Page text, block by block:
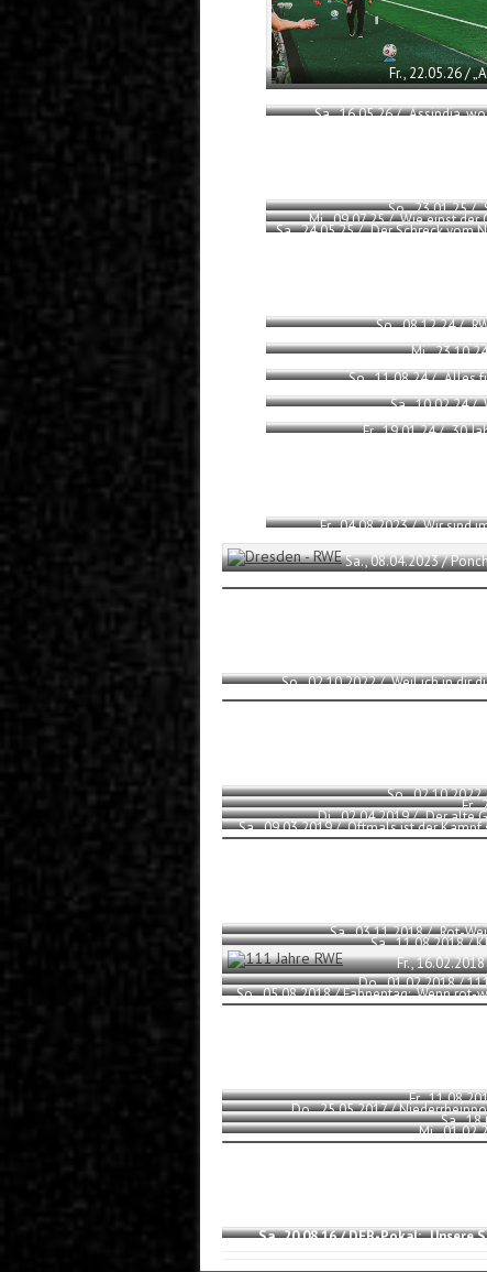
Fr., 22.05.26 /
Sa., 16.05.26 / „Assindia,
So., 23.01.25 /
Mi., 09.07.25 / „Wie einst der
Sa., 24.05.25 / „Der Schreck vom
So., 08.12.24 /
Mi.,
So., 11.08.24 / „Alles
Sa., 10.02.24 /
Fr., 19.01.24 / „30
Fr., 04.08.2023 / „Wir sind
Sa., 08.04.2023 /
So., 02.10.2022 / „Weil ich in dir
So., 02.10.2022
Fr.,
Di., 02.04.2019 / „Der alte
Sa., 09.03.2019 / „Oftmals ist der
Sa., 03.11.2018 / „Rot-
Sa., 11.08.2018 /
Fr.,
Do., 01.02.2018 /
So., 05.08.2018 / Fahnentag: „Wenn
Fr.,
Do., 25.05.2017 /
Sa.,
Mi.,
Sa., 20.08.16 / DFB-Pokal: